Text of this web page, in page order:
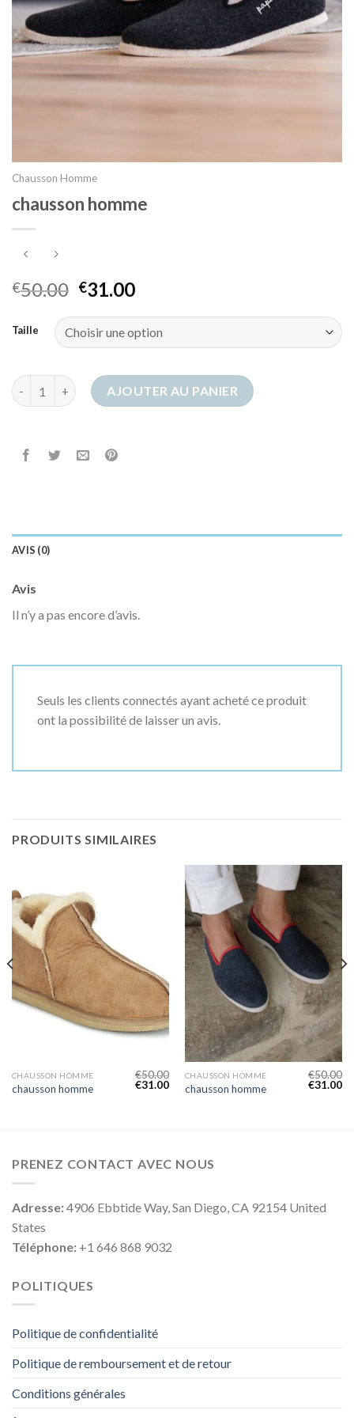
Chausson Homme
chausson homme
€50.00 €31.00
Taille
quantité de chausson hommeAJOUTER AU PANIER
AVIS (0)
Avis
Il n’y a pas encore d’avis.
Seuls les clients connectés ayant acheté ce produit
ont la possibilité de laisser un avis.
PRODUITS SIMILAIRES
CHAUSSON HOMME
chausson homme
€50.00
€31.00
CHAUSSON HOMME
chausson homme
€50.00
€31.00
PRENEZ CONTACT AVEC NOUS
Adresse:4906 Ebbtide Way, San Diego, CA 92154 United
States
Téléphone: +1 646 868 9032
POLITIQUES
Politique de confidentialité
Politique de remboursement et de retour
Conditions générales